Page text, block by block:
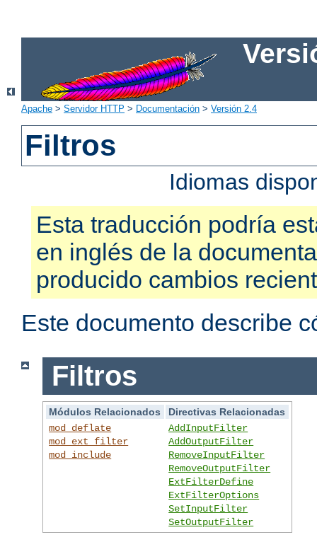
Apache > Servidor HTTP > Documentación > Versión 2.4
Filtros
Idiomas
Esta traducción podría
en inglés de la
producido cambios
Este documento describe
Filtros
Módulos Relacionados
Directivas Relacionadas
mod_deflate
mod_ext_filter
mod_include
AddInputFilter
AddOutputFilter
RemoveInputFilter
RemoveOutputFilter
ExtFilterDefine
ExtFilterOptions
SetInputFilter
SetOutputFilter